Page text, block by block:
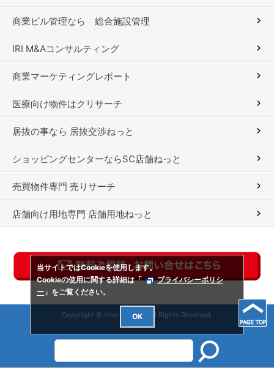
商業ビル管理なら 総合施設管理
IRI M&Aコンサルティング
商業マーケティングレポート
医療向け物件はクリサーチ
居抜の事なら 居抜交渉ねっと
ショッピングセンターならSC店舗ねっと
売買物件専門 売りサーチ
店舗向け用地専門 店舗用地ねっと
Copyright © Irios Co., Ltd. All Rights Reserved.
当サイトではCookieを使用します。
Cookieの使用に関する詳細は「
プライバシーポリシ
ー 」をご覧ください。
OK